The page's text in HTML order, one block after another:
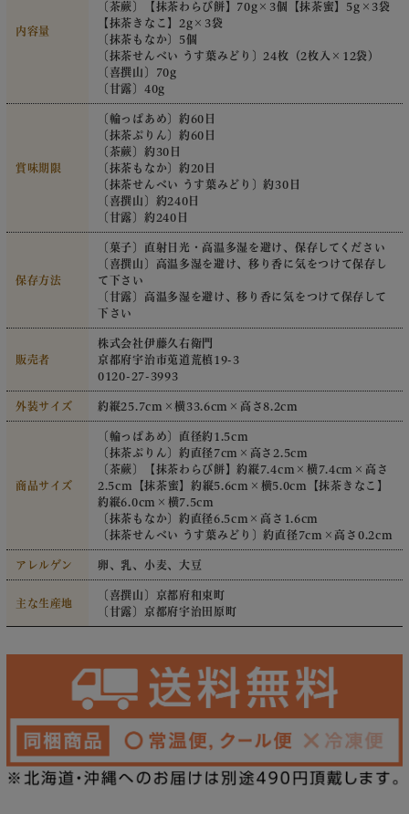
内容量
〔茶蕨〕【抹茶わらび餅】70g×3個【抹茶蜜】5g×3袋
【抹茶きなこ】2g×3袋
〔抹茶もなか〕5個
〔抹茶せんべい うす葉みどり〕24枚（2枚入×12袋）
〔喜撰山〕70g
〔甘露〕40g
賞味期限
〔輪っぱあめ〕約60日
〔抹茶ぷりん〕約60日
〔茶蕨〕約30日
〔抹茶もなか〕約20日
〔抹茶せんべい うす葉みどり〕約30日
〔喜撰山〕約240日
〔甘露〕約240日
保存方法
〔菓子〕直射日光・高温多湿を避け、保存してください
〔喜撰山〕高温多湿を避け、移り香に気をつけて保存し
て下さい
〔甘露〕高温多湿を避け、移り香に気をつけて保存して
下さい
販売者
株式会社伊藤久右衛門
京都府宇治市莵道荒槙19-3
0120-27-3993
外装サイズ 約縦25.7cm×横33.6cm×高さ8.2cm
商品サイズ
〔輪っぱあめ〕直径約1.5cm
〔抹茶ぷりん〕約直径7cm×高さ2.5cm
〔茶蕨〕【抹茶わらび餅】約縦7.4cm×横7.4cm×高さ
2.5cm【抹茶蜜】約縦5.6cm×横5.0cm【抹茶きなこ】
約縦6.0cm×横7.5cm
〔抹茶もなか〕約直径6.5cm×高さ1.6cm
〔抹茶せんべい うす葉みどり〕約直径7cm×高さ0.2cm
アレルゲン 卵、乳、小麦、大豆
主な生産地
〔喜撰山〕京都府和束町
〔甘露〕京都府宇治田原町